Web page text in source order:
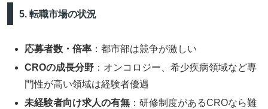
5. 転職市場の状況
応募者数・倍率 ：都市部は競争が激しい
CROの成長分野 ：オンコロジー、希少疾病領域など専
門性が高い領域は経験者優遇
未経験者向け求人の有無 ：研修制度があるCROなら難